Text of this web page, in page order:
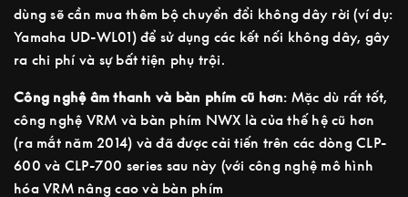
dùng sẽ cần mua thêm bộ chuyển đổi không dây rời (ví dụ:
Yamaha UD-WL01) để sử dụng các kết nối không dây, gây
ra chi phí và sự bất tiện phụ trội.
Công nghệ âm thanh và bàn phím cũ hơn: Mặc dù rất tốt,
công nghệ VRM và bàn phím NWX là của thế hệ cũ hơn
(ra mắt năm 2014) và đã được cải tiến trên các dòng CLP-
600 và CLP-700 series sau này (với công nghệ mô hình
hóa VRM nâng cao và bàn phím